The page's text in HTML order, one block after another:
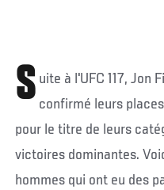
S uite à l'UFC 117, Jon
confirmé leurs
pour le titre de leurs
victoires dominantes.
hommes qui ont eu des